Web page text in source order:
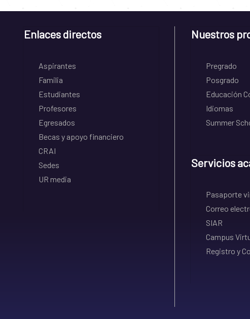
Enlaces directos
Aspirantes
Familia
Estudiantes
Profesores
Egresados
Becas y apoyo financiero
CRAI
Sedes
UR media
Nuestros
Pregrado
Posgrado
Educación
Idiomas
Summer
Servicios
Pasaporte
Correo
SIAR
Campus
Registro y